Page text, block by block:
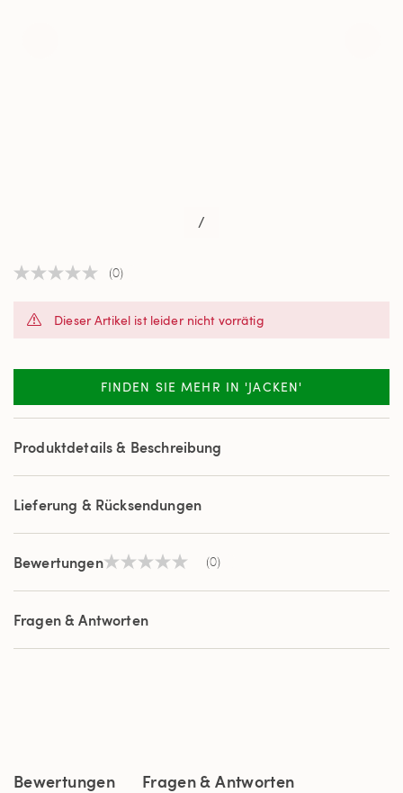
/
Kein
auf
(0)
Dieser Artikel ist leider nicht vorrätig
FINDEN SIE MEHR IN 'JACKEN'
Produktdetails & Beschreibung
Lieferung & Rücksendungen
BewertungenKein
Link
derselben
(0)
Fragen & Antworten
Bewertungen Fragen & Antworten